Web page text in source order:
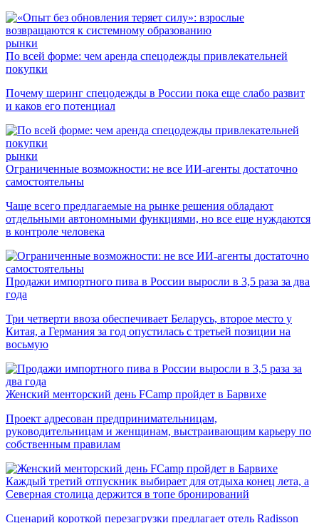
рынки
По всей форме: чем аренда спецодежды привлекательней
покупки
Почему шеринг спецодежды в России пока еще слабо развит
и каков его потенциал
рынки
Ограниченные возможности: не все ИИ-агенты достаточно
самостоятельны
Чаще всего предлагаемые на рынке решения обладают
отдельными автономными функциями, но все еще нуждаются
в контроле человека
Продажи импортного пива в России выросли в 3,5 раза за два
года
Три четверти ввоза обеспечивает Беларусь, второе место у
Китая, а Германия за год опустилась с третьей позиции на
восьмую
Женский менторский день FCamp пройдет в Барвихе
Проект адресован предпринимательницам,
руководительницам и женщинам, выстраивающим карьеру по
собственным правилам
Каждый третий отпускник выбирает для отдыха конец лета, а
Северная столица держится в топе бронирований
Сценарий короткой перезагрузки предлагает отель Radisson